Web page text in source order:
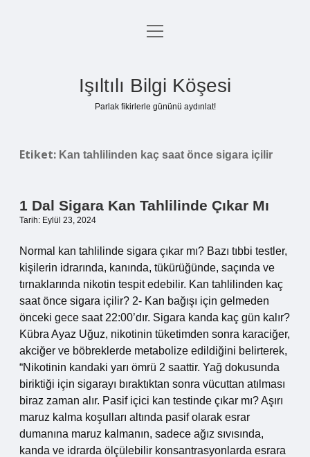
Anasayfa
Yasal Uyarı
menüyü
Işıltılı Bilgi Köşesi
Parlak fikirlerle gününü aydınlat!
Etiket: Kan tahlilinden kaç saat önce sigara içilir
1 Dal Sigara Kan Tahlilinde Çıkar Mı
Tarih: Eylül 23, 2024
Normal kan tahlilinde sigara çıkar mı? Bazı tıbbi testler,
kişilerin idrarında, kanında, tükürüğünde, saçında ve
tırnaklarında nikotin tespit edebilir. Kan tahlilinden kaç
saat önce sigara içilir? 2- Kan bağışı için gelmeden
önceki gece saat 22:00’dır. Sigara kanda kaç gün kalır?
Kübra Ayaz Uğuz, nikotinin tüketimden sonra karaciğer,
akciğer ve böbreklerde metabolize edildiğini belirterek,
“Nikotinin kandaki yarı ömrü 2 saattir. Yağ dokusunda
biriktiği için sigarayı bıraktıktan sonra vücuttan atılması
biraz zaman alır. Pasif içici kan testinde çıkar mı? Aşırı
maruz kalma koşulları altında pasif olarak esrar
dumanına maruz kalmanın, sadece ağız sıvısında,
kanda ve idrarda ölçülebilir konsantrasyonlarda esrara